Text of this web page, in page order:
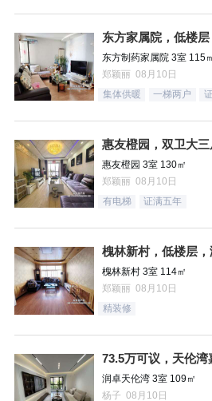
东方家属院，低楼
东方制药家属院 3室 115
郑颖丽 08月10日
集体供暖 一梯两户
惠友橙园，双卫大
惠友橙园 3室 130㎡
郑颖丽 08月10日
有电梯 证满五年
槐林新村，低楼层
槐林新村 3室 114㎡
郑颖丽 08月10日
精装修
润卓天伦湾 3室 109㎡
杨子 08月10日